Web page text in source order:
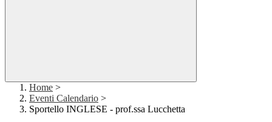
Home >
Eventi Calendario >
Sportello INGLESE - prof.ssa Lucchetta